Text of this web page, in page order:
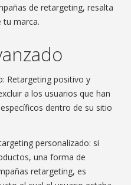
de retargeting, resalta
tu marca.
Retargeting positivo y
a los usuarios que han
dentro de su sitio
personalizado: si
una forma de
retargeting, es